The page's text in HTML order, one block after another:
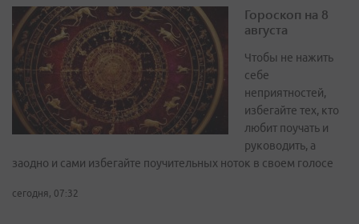
Гороскоп на 8
августа
Чтобы не нажить
себе
неприятностей,
избегайте тех, кто
любит поучать и
руководить, а
заодно и сами избегайте поучительных ноток в своем голосе
сегодня, 07:32